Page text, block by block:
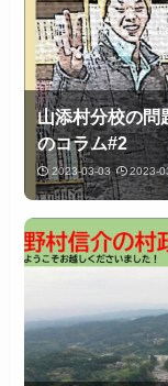
山添村分校の
のコラム#2
2023-03-03 2023-